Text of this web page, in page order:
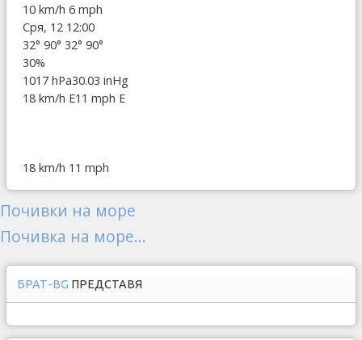
10 km/h 6 mph
Сря, 12 12:00
32° 90° 32° 90°
30%
1017 hPa30.03 inHg
18 km/h E11 mph E
18 km/h 11 mph
Почивки на море
Почивка на море...
БРАТ-BG ПРЕДСТАВЯ